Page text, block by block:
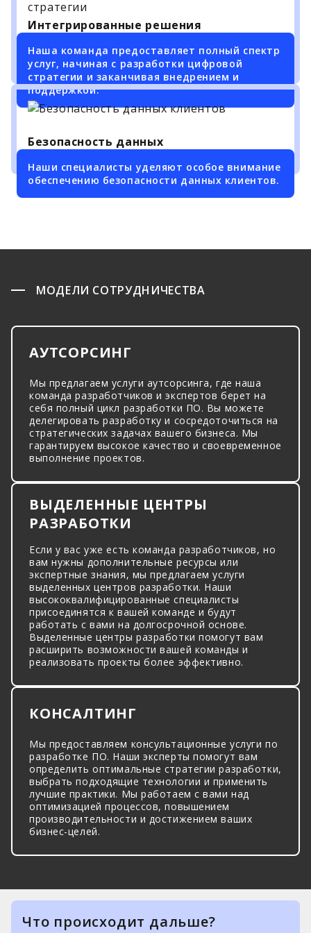
Интегрированные решения
Наша команда предоставляет полный спектр
услуг, начиная с разработки цифровой
стратегии и заканчивая внедрением и
поддержкой.
Безопасность данных
Наши специалисты уделяют особое внимание
обеспечению безопасности данных клиентов.
МОДЕЛИ СОТРУДНИЧЕСТВА
АУТСОРСИНГ
Мы предлагаем услуги аутсорсинга, где наша
команда разработчиков и экспертов берет на
себя полный цикл разработки ПО. Вы можете
делегировать разработку и сосредоточиться на
стратегических задачах вашего бизнеса. Мы
гарантируем высокое качество и своевременное
выполнение проектов.
ВЫДЕЛЕННЫЕ ЦЕНТРЫ
РАЗРАБОТКИ
Если у вас уже есть команда разработчиков, но
вам нужны дополнительные ресурсы или
экспертные знания, мы предлагаем услуги
выделенных центров разработки. Наши
высококвалифицированные специалисты
присоединятся к вашей команде и будут
работать с вами на долгосрочной основе.
Выделенные центры разработки помогут вам
расширить возможности вашей команды и
реализовать проекты более эффективно.
КОНСАЛТИНГ
Мы предоставляем консультационные услуги по
разработке ПО. Наши эксперты помогут вам
определить оптимальные стратегии разработки,
выбрать подходящие технологии и применить
лучшие практики. Мы работаем с вами над
оптимизацией процессов, повышением
производительности и достижением ваших
бизнес-целей.
Что происходит дальше?